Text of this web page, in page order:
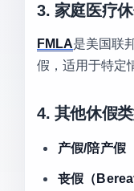
3. 家庭医疗
FMLA是美国联
假，适用于特定
4. 其他休假
产假/陪产假
丧假（